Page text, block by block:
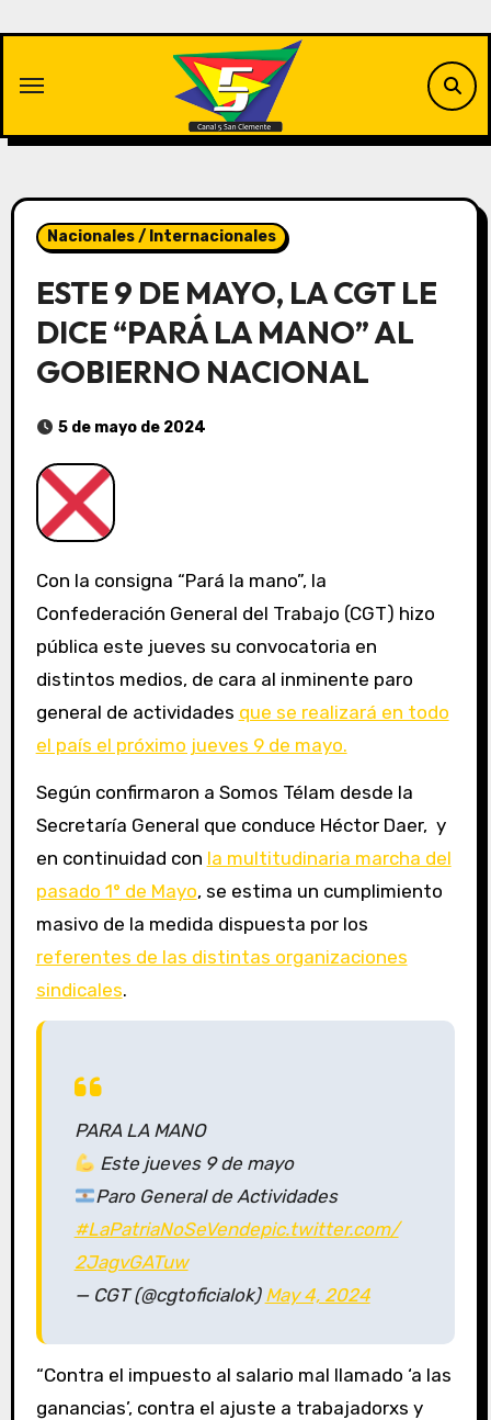
contenido
Nacionales / Internacionales
ESTE 9 DE MAYO, LA CGT LE
DICE “PARÁ LA MANO” AL
GOBIERNO NACIONAL
5 de mayo de 2024
Con la consigna “Pará la mano”, la
Confederación General del Trabajo (CGT) hizo
pública este jueves su convocatoria en
distintos medios, de cara al inminente paro
general de actividades que se realizará en todo
el país el próximo jueves 9 de mayo.
Según confirmaron a Somos Télam desde la
Secretaría General que conduce Héctor Daer, y
en continuidad con la multitudinaria marcha del
pasado 1° de Mayo, se estima un cumplimiento
masivo de la medida dispuesta por los
referentes de las distintas organizaciones
sindicales.
PARA LA MANO
Este jueves 9 de mayo
Paro General de Actividades
#LaPatriaNoSeVendepic.twitter.com/
2JagvGATuw
— CGT (@cgtoficialok) May 4, 2024
“Contra el impuesto al salario mal llamado ‘a las
ganancias’, contra el ajuste a trabajadorxs y